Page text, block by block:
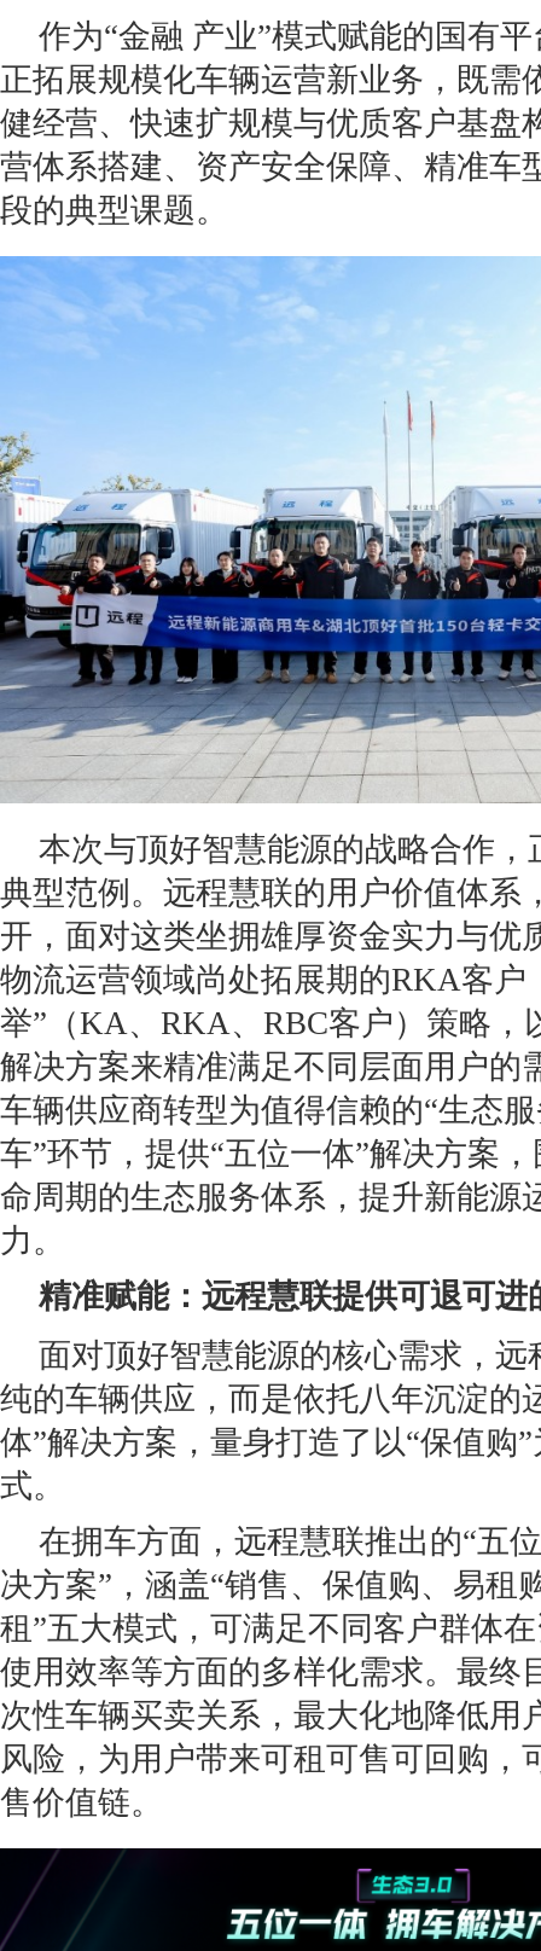
作为“金融 产业”模式赋能的国有
正拓展规模化车辆运营新业务，既需
健经营、快速扩规模与优质客户基盘
营体系搭建、资产安全保障、精准车
段的典型课题。
本次与顶好智慧能源的战略合作
典型范例。远程慧联的用户价值体系
开，面对这类坐拥雄厚资金实力与优
物流运营领域尚处拓展期的RKA客户
举”（KA、RKA、RBC客户）策略，
解决方案来精准满足不同层面用户的
车辆供应商转型为值得信赖的“生态
车”环节，提供“五位一体”解决方案
命周期的生态服务体系，提升新能源
力。
精准赋能： 远程慧联提供可退可进
面对顶好智慧能源的核心需求，
纯的车辆供应，而是依托八年沉淀的
体”解决方案，量身打造了以“保值购
式。
在拥车方面，远程慧联推出的“五
决方案”，涵盖“销售、保值购、易租
租”五大模式，可满足不同客户群体
使用效率等方面的多样化需求。最终
次性车辆买卖关系，最大化地降低用
风险，为用户带来可租可售可回购，
售价值链。